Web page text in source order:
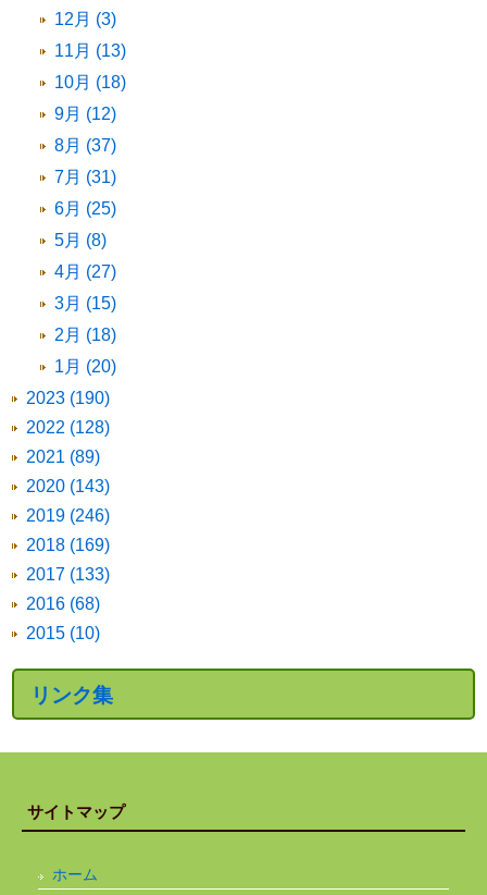
12月 (3)
11月 (13)
10月 (18)
9月 (12)
8月 (37)
7月 (31)
6月 (25)
5月 (8)
4月 (27)
3月 (15)
2月 (18)
1月 (20)
2023 (190)
2022 (128)
2021 (89)
2020 (143)
2019 (246)
2018 (169)
2017 (133)
2016 (68)
2015 (10)
リンク集
サイトマップ
ホーム